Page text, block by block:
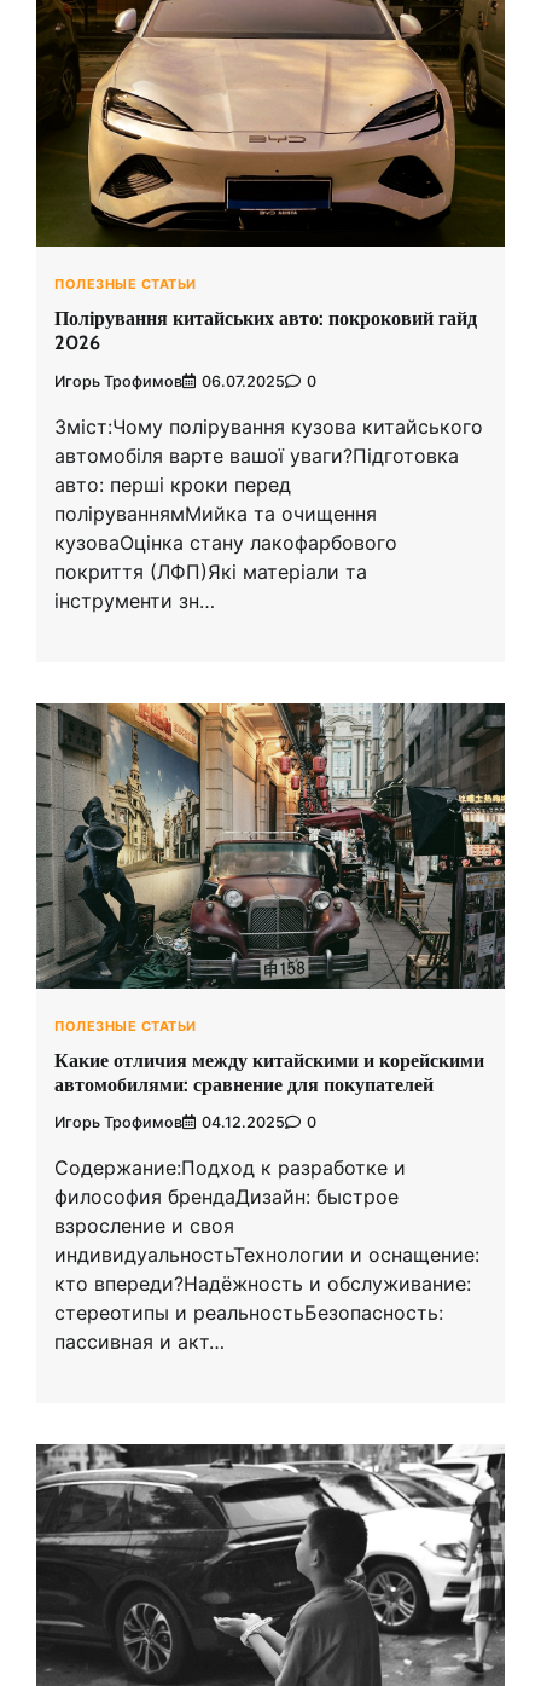
ПОЛЕЗНЫЕ СТАТЬИ
Полірування китайських авто: покроковий гайд
2026
Игорь Трофимов 06.07.2025 0
Зміст:Чому полірування кузова китайського
автомобіля варте вашої уваги?Підготовка
авто: перші кроки перед
поліруваннямМийка та очищення
кузоваОцінка стану лакофарбового
покриття (ЛФП)Які матеріали та
інструменти зн…
ПОЛЕЗНЫЕ СТАТЬИ
Какие отличия между китайскими и корейскими
автомобилями: сравнение для покупателей
Игорь Трофимов 04.12.2025 0
Содержание:Подход к разработке и
философия брендаДизайн: быстрое
взросление и своя
индивидуальностьТехнологии и оснащение:
кто впереди?Надёжность и обслуживание:
стереотипы и реальностьБезопасность:
пассивная и акт…